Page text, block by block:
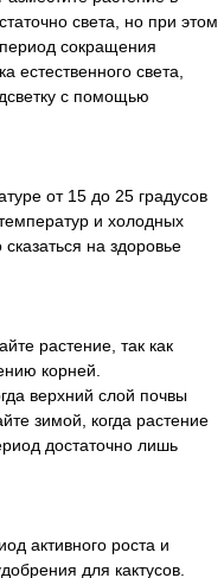
света, но при этом
сокращения
естественного света,
с помощью
от 15 до 25 градусов
и холодных
сказаться на здоровье
растение, так как
корней.
верхний слой почвы
зимой, когда растение
достаточно лишь
активного роста и
для кактусов.